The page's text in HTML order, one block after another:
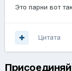
Это парни вот
Цитата